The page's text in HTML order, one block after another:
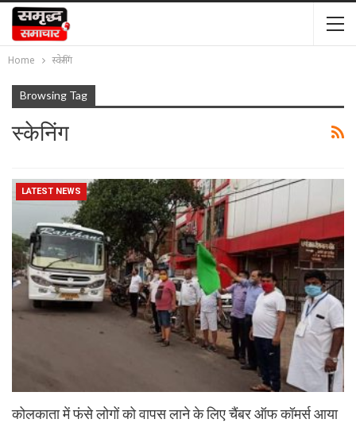
Home स्केनिंग
Browsing Tag
स्केनिंग
LATEST NEWS
कोलकाता में फंसे लोगों को वापस लाने के लिए चैंबर ऑफ कॉमर्स आया